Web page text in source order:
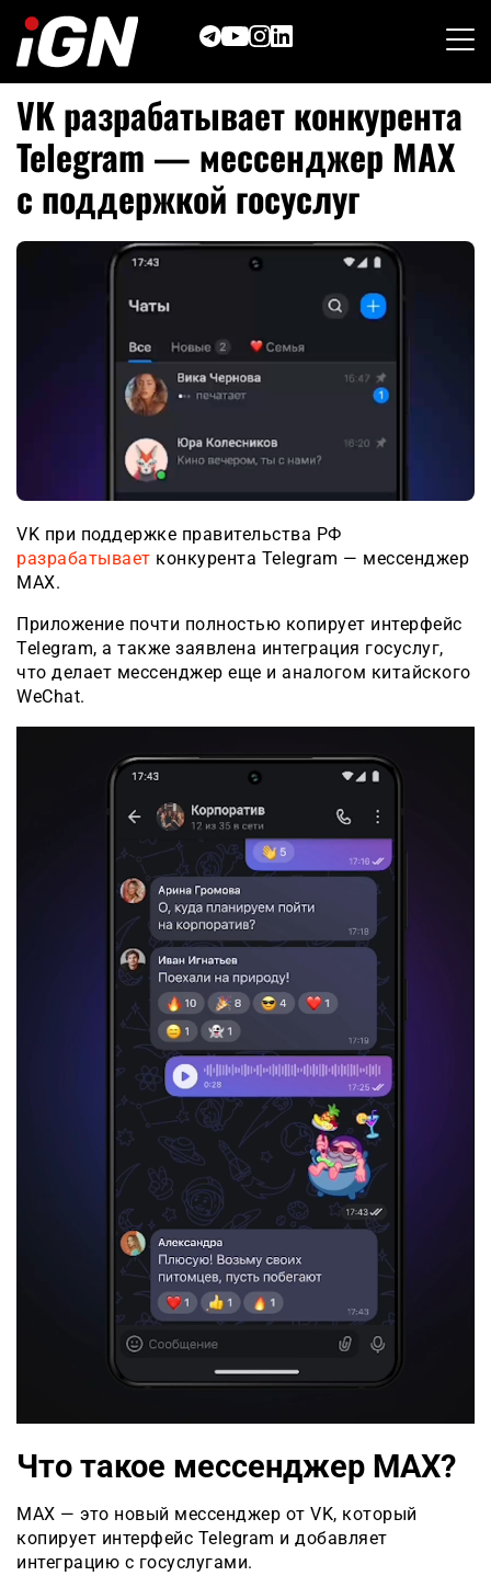
content
VK разрабатывает конкурента
Telegram — мессенджер MAX
с поддержкой госуслуг
VK при поддержке правительства РФ
разрабатывает конкурента Telegram — мессенджер
MAX.
Приложение почти полностью копирует интерфейс
Telegram, а также заявлена интеграция госуслуг,
что делает мессенджер еще и аналогом китайского
WeChat.
Что такое мессенджер MAX?
MAX — это новый мессенджер от VK, который
копирует интерфейс Telegram и добавляет
интеграцию с госуслугами.